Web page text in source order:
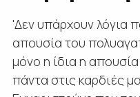
'Δεν υπάρχουν λόγια
απουσία του
μόνο η ίδια η απουσία
πάντα στις καρδιές